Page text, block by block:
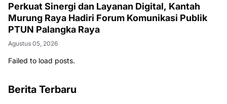
Perkuat Sinergi dan Layanan Digital, Kantah
Murung Raya Hadiri Forum Komunikasi Publik
PTUN Palangka Raya
Agustus 05, 2026
Failed to load posts.
Berita Terbaru